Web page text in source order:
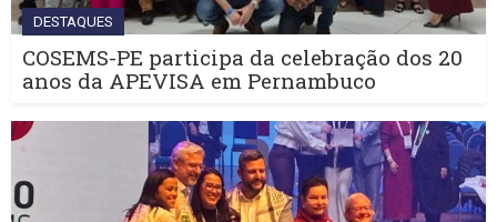
DESTAQUES
COSEMS-PE participa da celebração dos 20
anos da APEVISA em Pernambuco